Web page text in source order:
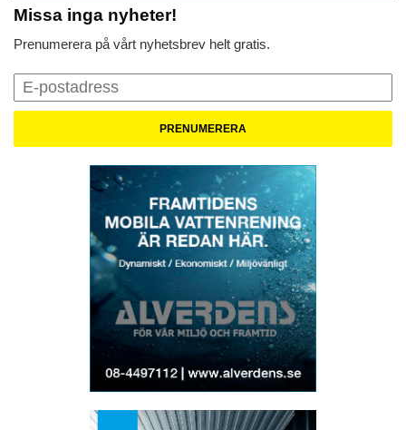
Missa inga nyheter!
Prenumerera på vårt nyhetsbrev helt gratis.